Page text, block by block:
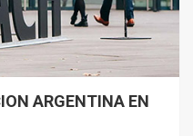
ARGENTINA EN